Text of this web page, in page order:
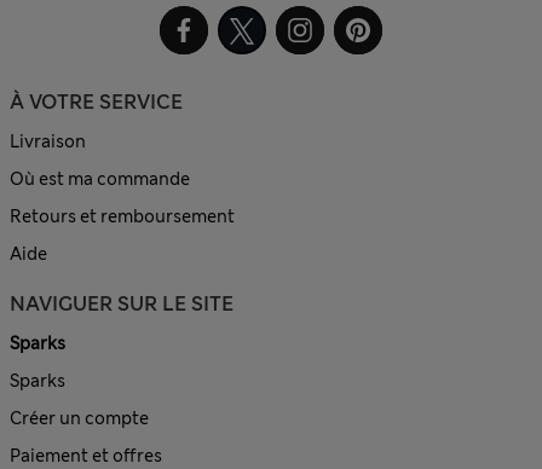
À VOTRE SERVICE
Livraison
Où est ma commande
Retours et remboursement
Aide
NAVIGUER SUR LE SITE
Sparks
Sparks
Créer un compte
Paiement et offres